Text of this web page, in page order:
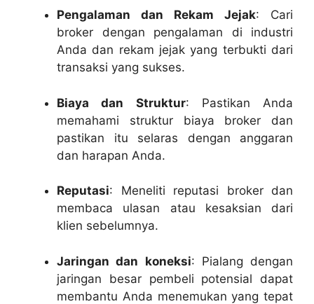
Pengalaman dan Rekam Jejak: Cari
broker dengan pengalaman di industri
Anda dan rekam jejak yang terbukti dari
transaksi yang sukses.
Biaya dan Struktur: Pastikan Anda
memahami struktur biaya broker dan
pastikan itu selaras dengan anggaran
dan harapan Anda.
Reputasi: Meneliti reputasi broker dan
membaca ulasan atau kesaksian dari
klien sebelumnya.
Jaringan dan koneksi: Pialang dengan
jaringan besar pembeli potensial dapat
membantu Anda menemukan yang tepat